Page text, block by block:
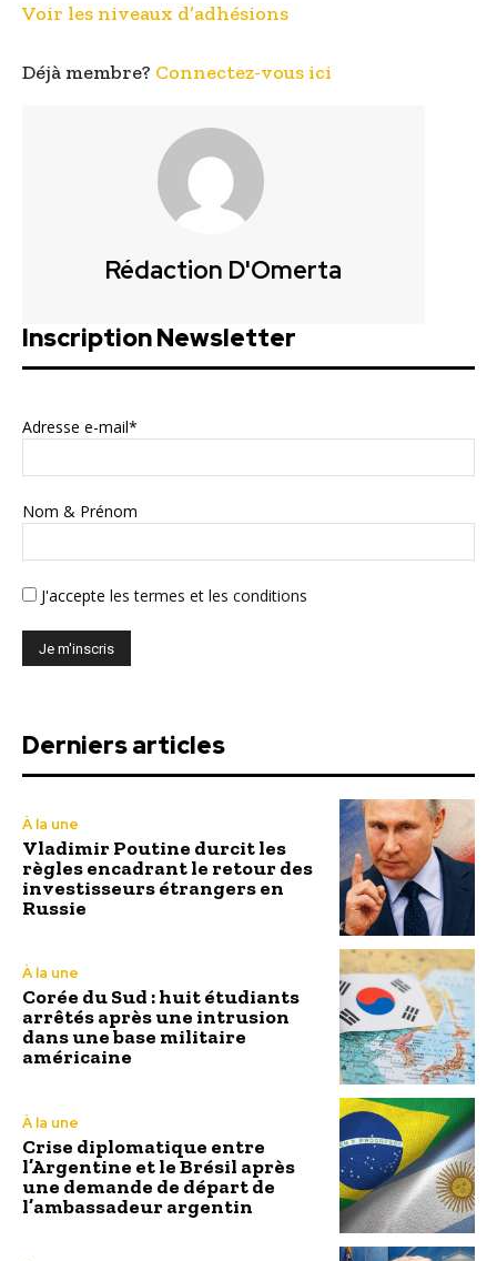
Voir les niveaux d’adhésions
Déjà membre? Connectez-vous ici
Rédaction D'Omerta
Inscription Newsletter
Adresse e-mail*
Nom & Prénom
J'accepte les termes et les conditions
Derniers articles
À la une
Vladimir Poutine durcit les
règles encadrant le retour des
investisseurs étrangers en
Russie
À la une
Corée du Sud : huit étudiants
arrêtés après une intrusion
dans une base militaire
américaine
À la une
Crise diplomatique entre
l’Argentine et le Brésil après
une demande de départ de
l’ambassadeur argentin